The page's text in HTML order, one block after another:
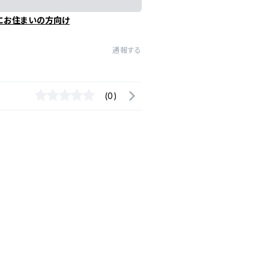
お住まいの方向け
通報する
(0)